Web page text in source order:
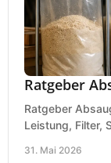
Ratgeber
Ratgeber
Leistung, Filter,
31. Mai 2026